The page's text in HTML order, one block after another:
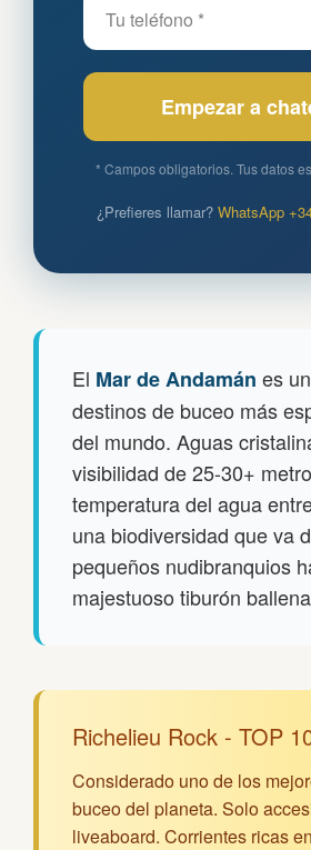
Empezar a
* Campos obligatorios. Tus datos
¿Prefieres llamar? WhatsApp
El Mar de Andamán es
destinos de buceo más
del mundo. Aguas
visibilidad de 25-30+
temperatura del agua
una biodiversidad que va
pequeños nudibranquios
majestuoso tiburón
Richelieu Rock - TOP
Considerado uno de los
buceo del planeta. Solo
liveaboard. Corrientes ricas